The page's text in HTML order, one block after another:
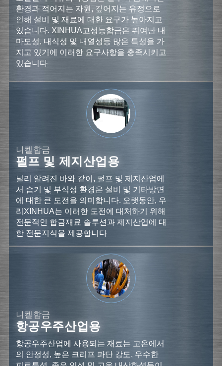
환경과 적어지는 자원, 깊어지는 유정으로
인해 설비 및 재료에 대한 요구가 높아지고
있습니다. XINHUA고성능합금은 뛰여난 내
마모성, 내식성 및 내열성등 많은 특성을 가
지고 있기에 이러한 요구사항을 충족시키고
있습니다
니켈합금
펄프 및 제지산업용
널리 알려진 바와 같이, 펄프 및 제지산업에
서 습기 및 부식성 환경은 설비 및 기타방면
에 대한 큰 도전을 의미합니다. 오랫동안, 우
리XINHUA는 이러한 도전에 대처하기 위해
전문적인 합금재료 솔루션과 제지산업에 대
한 전문지식을 제공합니다
니켈합금
항공우주산업용
항공우주산업에 사용되는 재료는 고온에서
의 안정성, 높은 크리프 파단 강도, 우수한